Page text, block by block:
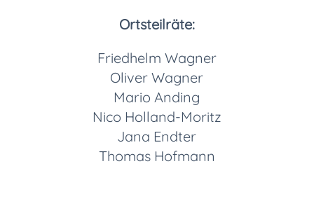
Ortsteilräte:
Friedhelm Wagner
Oliver Wagner
Mario Anding
Nico Holland-Moritz
Jana Endter
Thomas Hofmann